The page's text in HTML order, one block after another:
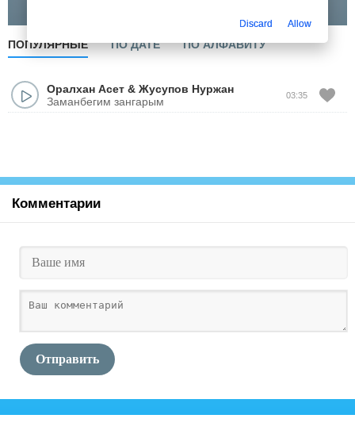
ПОПУЛЯРНЫЕ ПО ДАТЕ ПО АЛФАВИТУ
Оралхан Асет & Жусупов Нуржан
Заманбегим зангарым
03:35
Комментарии
Отправить
Discard Allow